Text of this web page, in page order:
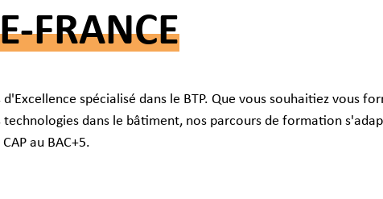
FRANCE
spécialisé dans le BTP. Que vous souhaitiez vous
dans le bâtiment, nos parcours de formation
au BAC+5.